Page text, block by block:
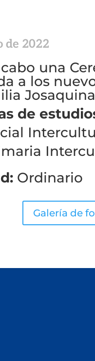
de 2022
una
a los
de
Ordinario
Galería de